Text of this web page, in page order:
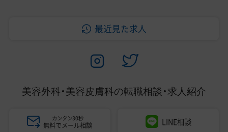
最近見た求人
美容外科・美容皮膚科の転職相談・求人紹介
カンタン30秒
無料でメール相談 LINE相談